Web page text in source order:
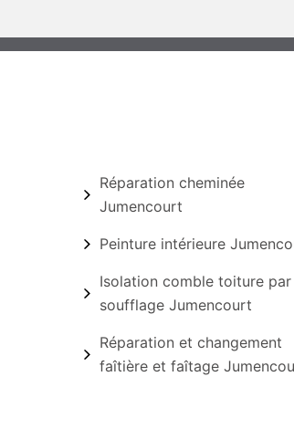
Réparation cheminée
Jumencourt
Peinture intérieure
Isolation comble toiture par
soufflage Jumencourt
Réparation et changement
faîtière et faîtage